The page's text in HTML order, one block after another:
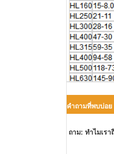
คำถามที่พบบ่อย
ถาม: ทำไมเร